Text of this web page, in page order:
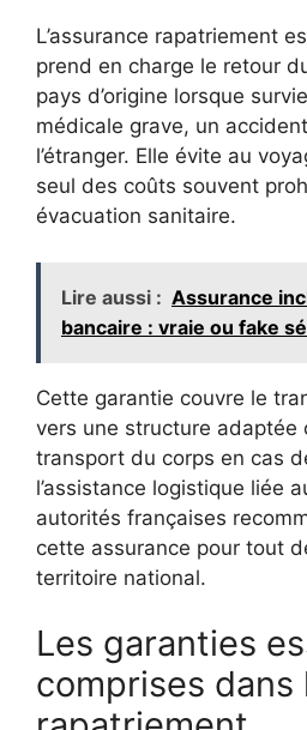
L’assurance rapatriement
prend en charge le retour
pays d’origine lorsque
médicale grave, un
l’étranger. Elle évite au
seul des coûts souvent
évacuation sanitaire.
Lire aussi : Assurance
bancaire : vraie ou fake
Cette garantie couvre le
vers une structure adaptée
transport du corps en cas
l’assistance logistique liée
autorités françaises
cette assurance pour tout
territoire national.
Les garanties
comprises dans